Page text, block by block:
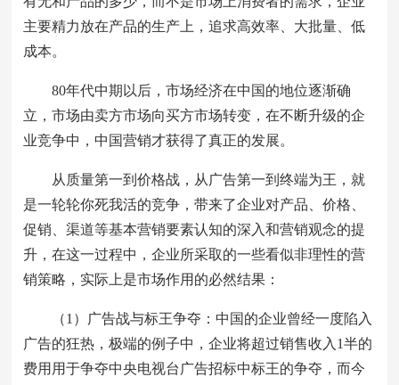
主要精力放在产品的生产上，追求高效率、大批量、低
成本。
80年代中期以后，市场经济在中国的地位逐渐确
立，市场由卖方市场向买方市场转变，在不断升级的企
业竞争中，中国营销才获得了真正的发展。
从质量第一到价格战，从广告第一到终端为王，就
是一轮轮你死我活的竞争，带来了企业对产品、价格、
促销、渠道等基本营销要素认知的深入和营销观念的提
升，在这一过程中，企业所采取的一些看似非理性的营
销策略，实际上是市场作用的必然结果：
（1）广告战与标王争夺：中国的企业曾经一度陷入
广告的狂热，极端的例子中，企业将超过销售收入1半的
费用用于争夺中央电视台广告招标中标王的争夺，而今